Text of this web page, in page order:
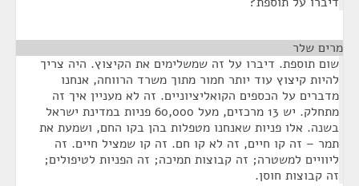
מרים שלר
שום תוספת. דיברו על זה שמשלימים את הקיצוץ. היה צריך
להיות קיצוץ עוד יותר חמור מתוך משרד הרווחה, אנחנו
מדברים על הכספים הקואליציוניים. זה לא מעניין איך זה
מתחלק. יש 13 מרכזים, מעל 60,000 פניות במדינת ישראל
בשנה. אלו פניות שאנחנו מטפלות בהן בקו החם, ושמעת את
תמר – זה קו חיים, זה לא קו חם. זה קו שמציל חיים. זה
ליוויים למשטרה; זה קבוצות תמיכה; זה הפניות לטיפולים;
זה קבוצות חוסן.